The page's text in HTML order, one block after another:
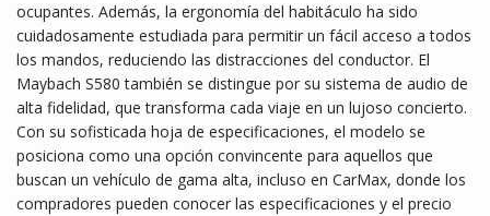
ocupantes. Además, la ergonomía del habitáculo ha sido
cuidadosamente estudiada para permitir un fácil acceso a todos
los mandos, reduciendo las distracciones del conductor. El
Maybach S580 también se distingue por su sistema de audio de
alta fidelidad, que transforma cada viaje en un lujoso concierto.
Con su sofisticada hoja de especificaciones, el modelo se
posiciona como una opción convincente para aquellos que
buscan un vehículo de gama alta, incluso en CarMax, donde los
compradores pueden conocer las especificaciones y el precio